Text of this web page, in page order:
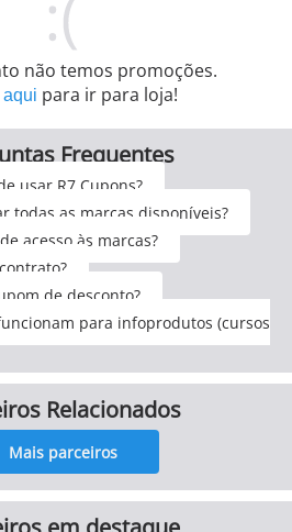
não temos promoções.
para ir para loja!
Frequentes
usar R7 Cupons?
todas as marcas disponíveis?
acesso às marcas?
de desconto?
para infoprodutos (cursos
Relacionados
Mais parceiros